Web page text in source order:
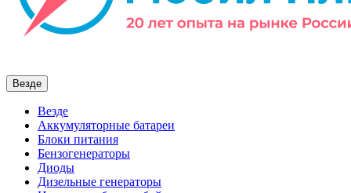
Везде
Везде
Аккумуляторные батареи
Блоки питания
Бензогенераторы
Диоды
Дизельные генераторы